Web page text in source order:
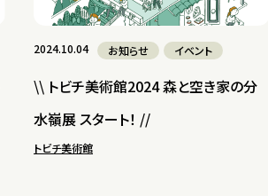
2024.10.04 お知らせ イベント
\\ トビチ美術館2024 森と空き家の分
水嶺展 スタート！ //
トビチ美術館